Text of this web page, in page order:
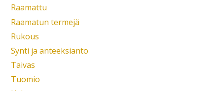
Raamattu
Raamatun termejä
Rukous
Synti ja anteeksianto
Taivas
Tuomio